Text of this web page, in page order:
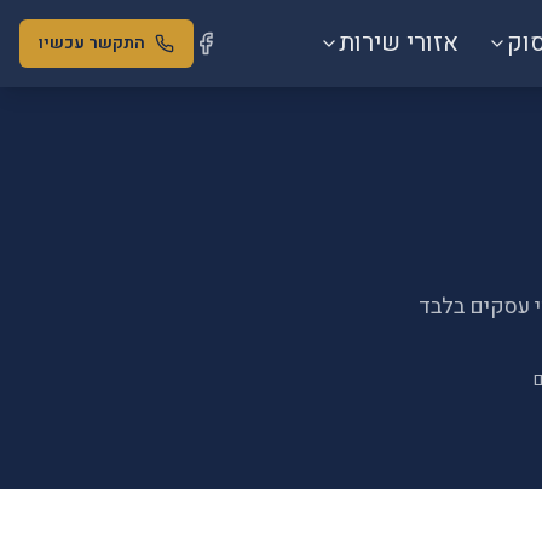
אזורי שירות התקשר עכשיו
עסקים בלבד